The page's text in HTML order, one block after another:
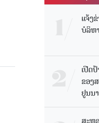
ແຈ້ງ
ບໍລິຫ
ເປີດ
ຂອງ
ຢູນນ